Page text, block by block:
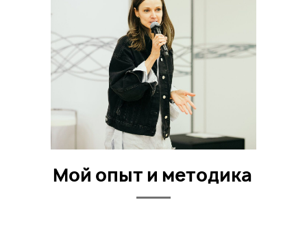
Мой опыт и методика